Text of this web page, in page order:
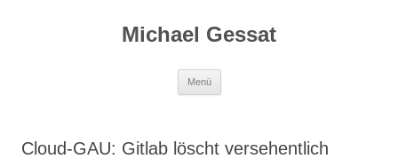
Michael Gessat
Menü
Cloud-GAU: Gitlab löscht versehentlich